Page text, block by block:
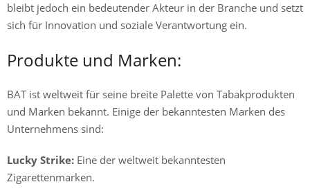
bleibt jedoch ein bedeutender Akteur in der Branche und setzt
sich für Innovation und soziale Verantwortung ein.
Produkte und Marken:
BAT ist weltweit für seine breite Palette von Tabakprodukten
und Marken bekannt. Einige der bekanntesten Marken des
Unternehmens sind:
Lucky Strike: Eine der weltweit bekanntesten
Zigarettenmarken.